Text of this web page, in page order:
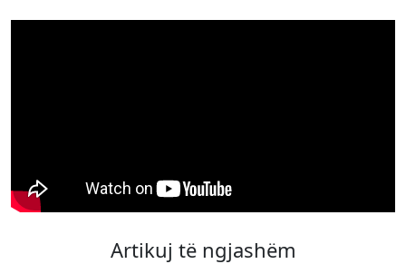
Artikuj të ngjashëm